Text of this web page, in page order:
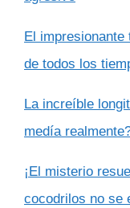
El impresionante
de todos los
La increíble
medía
¡El misterio
cocodrilos no se